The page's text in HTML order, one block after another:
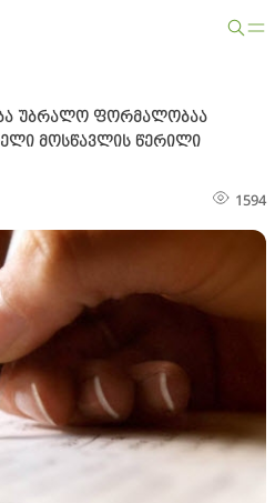
უბრალო ფორმალობაა
მოსწავლის წერილი
1594